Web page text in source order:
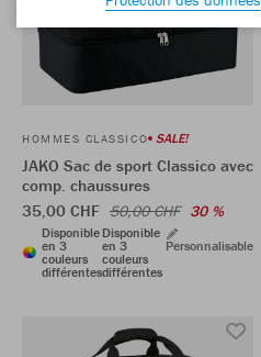
HOMMES CLASSICO SALE!
JAKO Sac de sport Classico avec
comp. chaussures
35,00 CHF 50,00 CHF 30 %
Disponible
en 3
couleurs
différentes
Disponible
en 3
couleurs
différentes
Personnalisable